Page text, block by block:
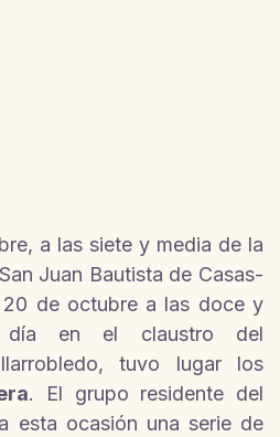
a las siete y media de la
Juan Bautista de Casas-
de octubre a las doce y
día en el claustro del
tuvo lugar los
. El grupo residente del
esta ocasión una serie de